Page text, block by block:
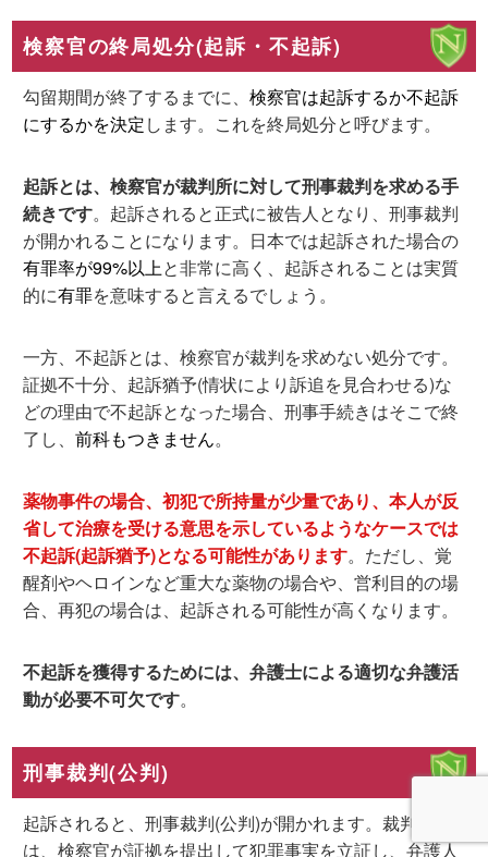
検察官の終局処分(起訴・不起訴)
勾留期間が終了するまでに、検察官は起訴するか不起訴
にするかを決定します。これを終局処分と呼びます。
起訴とは、検察官が裁判所に対して刑事裁判を求める手
続きです。起訴されると正式に被告人となり、刑事裁判
が開かれることになります。日本では起訴された場合の
有罪率が99%以上と非常に高く、起訴されることは実質
的に有罪を意味すると言えるでしょう。
一方、不起訴とは、検察官が裁判を求めない処分です。
証拠不十分、起訴猶予(情状により訴追を見合わせる)な
どの理由で不起訴となった場合、刑事手続きはそこで終
了し、前科もつきません。
薬物事件の場合、初犯で所持量が少量であり、本人が反
省して治療を受ける意思を示しているようなケースでは
不起訴(起訴猶予)となる可能性があります。ただし、覚
醒剤やヘロインなど重大な薬物の場合や、営利目的の場
合、再犯の場合は、起訴される可能性が高くなります。
不起訴を獲得するためには、弁護士による適切な弁護活
動が必要不可欠です。
刑事裁判(公判)
起訴されると、刑事裁判(公判)が開かれます。裁判で
は、検察官が証拠を提出して犯罪事実を立証し、弁護人